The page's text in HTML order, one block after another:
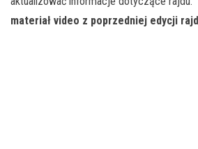
materiał video z poprzedniej edycji